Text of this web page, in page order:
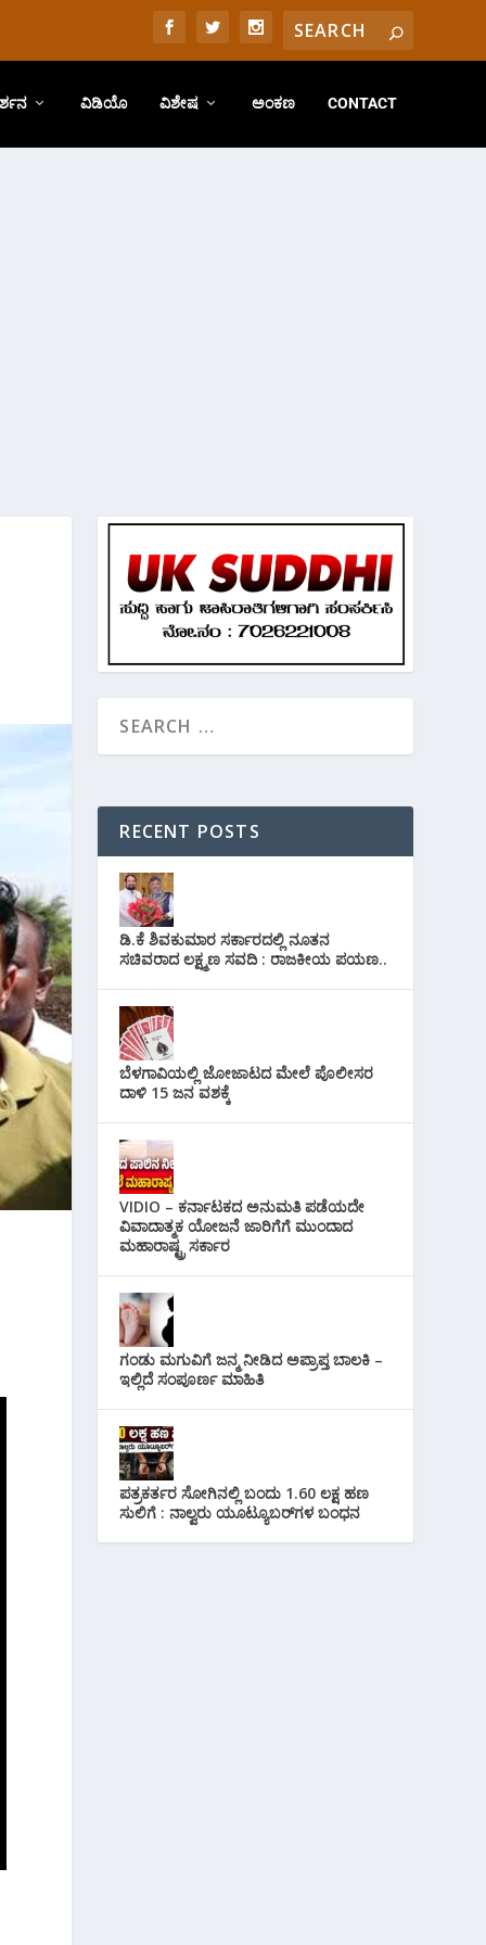
ವಿಡಿಯೊ ವಿಶೇಷ ಅಂಕಣ CONTACT
RECENT POSTS
ಡಿ.ಕೆ ಶಿವಕುಮಾರ ಸರ್ಕಾರದಲ್ಲಿ ನೂತನ
ಸಚಿವರಾದ ಲಕ್ಷ್ಮಣ ಸವದಿ : ರಾಜಕೀಯ ಪಯಣ..
ಬೆಳಗಾವಿಯಲ್ಲಿ ಜೋಜಾಟದ ಮೇಲೆ ಪೊಲೀಸರ
ದಾಳಿ 15 ಜನ ವಶಕ್ಕೆ
VIDIO – ಕರ್ನಾಟಕದ ಅನುಮತಿ ಪಡೆಯದೇ
ವಿವಾದಾತ್ಮಕ ಯೋಜನೆ ಜಾರಿಗೆಗೆ ಮುಂದಾದ
ಮಹಾರಾಷ್ಟ್ರ ಸರ್ಕಾರ
ಗಂಡು ಮಗುವಿಗೆ ಜನ್ಮ ನೀಡಿದ ಅಪ್ರಾಪ್ತ ಬಾಲಕಿ –
ಇಲ್ಲಿದೆ ಸಂಪೂರ್ಣ ಮಾಹಿತಿ
ಪತ್ರಕರ್ತರ ಸೋಗಿನಲ್ಲಿ ಬಂದು 1.60 ಲಕ್ಷ ಹಣ
ಸುಲಿಗೆ : ನಾಲ್ವರು ಯೂಟ್ಯೂಬರ್‌ಗಳ ಬಂಧನ